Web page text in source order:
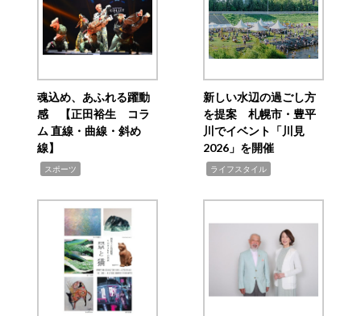
魂込め、あふれる躍動
感 【正田裕生 コラ
ム 直線・曲線・斜め
線】
スポーツ
新しい水辺の過ごし方
を提案 札幌市・豊平
川でイベント「川見
2026」を開催
ライフスタイル